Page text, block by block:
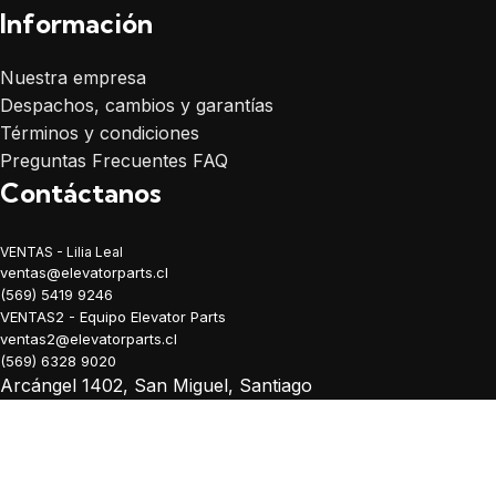
Información
Nuestra empresa
Despachos, cambios y garantías
Términos y condiciones
Preguntas Frecuentes FAQ
Contáctanos
VENTAS - Lilia Leal
ventas@elevatorparts.cl
(569) 5419 9246
VENTAS2 - Equipo Elevator Parts
ventas2@elevatorparts.cl
(569) 6328 9020
Arcángel 1402, San Miguel, Santiago